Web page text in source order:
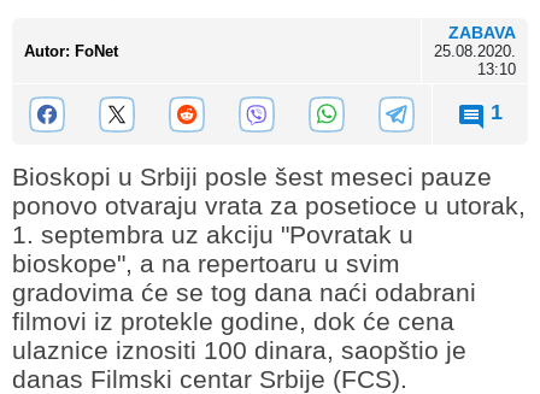
Autor: FoNet
ZABAVA
25.08.2020.
13:10
1
Bioskopi u Srbiji posle šest meseci pauze
ponovo otvaraju vrata za posetioce u utorak,
1. septembra uz akciju "Povratak u
bioskope", a na repertoaru u svim
gradovima će se tog dana naći odabrani
filmovi iz protekle godine, dok će cena
ulaznice iznositi 100 dinara, saopštio je
danas Filmski centar Srbije (FCS).